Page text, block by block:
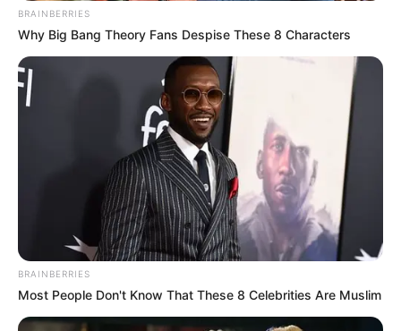
BRAINBERRIES
Why Big Bang Theory Fans Despise These 8 Characters
BRAINBERRIES
Most People Don't Know That These 8 Celebrities Are Muslim